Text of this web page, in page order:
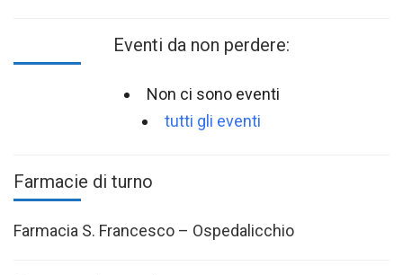
Eventi da non perdere:
Non ci sono eventi
tutti gli eventi
Farmacie di turno
Farmacia S. Francesco – Ospedalicchio